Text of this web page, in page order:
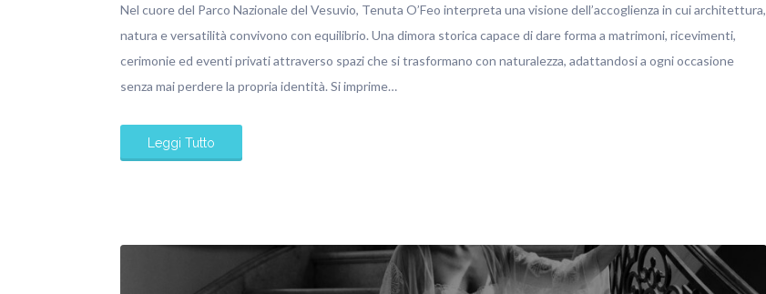
Nel cuore del Parco Nazionale del Vesuvio, Tenuta O’Feo interpreta una visione dell’accoglienza in cui architettura,
natura e versatilità convivono con equilibrio. Una dimora storica capace di dare forma a matrimoni, ricevimenti,
cerimonie ed eventi privati attraverso spazi che si trasformano con naturalezza, adattandosi a ogni occasione
senza mai perdere la propria identità. Si imprime…
Leggi Tutto